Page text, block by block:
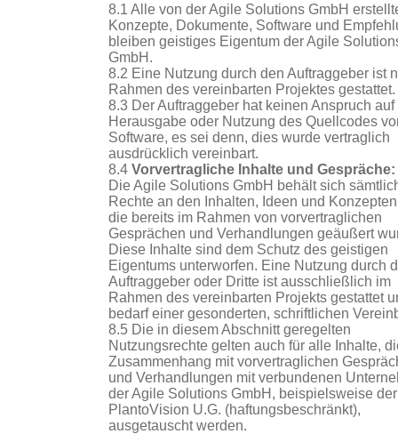
8.1 Alle von der Agile Solutions GmbH
Konzepte, Dokumente, Software und
bleiben geistiges Eigentum der Agile
GmbH.
8.2 Eine Nutzung durch den Auftraggeber ist
Rahmen des vereinbarten Projektes gestattet.
8.3 Der Auftraggeber hat keinen Anspruch auf
Herausgabe oder Nutzung des Quellcodes
Software, es sei denn, dies wurde vertraglich
ausdrücklich vereinbart.
8.4Vorvertragliche Inhalte und Gespräche:
Die Agile Solutions GmbH behält sich
Rechte an den Inhalten, Ideen und
die bereits im Rahmen von vorvertraglichen
Gesprächen und Verhandlungen geäußert
Diese Inhalte sind dem Schutz des geistigen
Eigentums unterworfen. Eine Nutzung durch
Auftraggeber oder Dritte ist ausschließlich im
Rahmen des vereinbarten Projekts gestattet
bedarf einer gesonderten, schriftlichen
8.5 Die in diesem Abschnitt geregelten
Nutzungsrechte gelten auch für alle Inhalte,
Zusammenhang mit vorvertraglichen
und Verhandlungen mit verbundenen
der Agile Solutions GmbH, beispielsweise der
PlantoVision U.G. (haftungsbeschränkt),
ausgetauscht werden.